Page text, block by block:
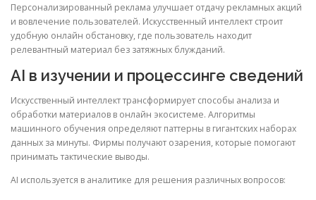
Персонализированный реклама улучшает отдачу рекламных акций
и вовлечение пользователей. Искусственный интеллект строит
удобную онлайн обстановку, где пользователь находит
релевантный материал без затяжных блужданий.
AI в изучении и процессинге сведений
Искусственный интеллект трансформирует способы анализа и
обработки материалов в онлайн экосистеме. Алгоритмы
машинного обучения определяют паттерны в гигантских наборах
данных за минуты. Фирмы получают озарения, которые помогают
принимать тактические выводы.
AI используется в аналитике для решения различных вопросов: